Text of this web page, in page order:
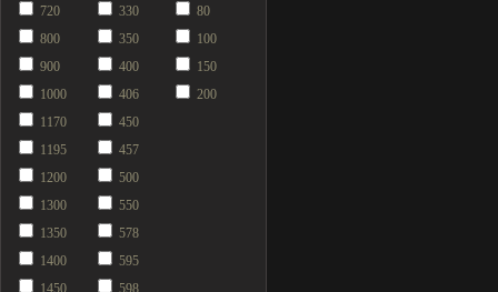
720
800
900
1000
1170
1195
1200
1300
1350
1400
1450
330
350
400
406
450
457
500
550
578
595
598
80
100
150
200